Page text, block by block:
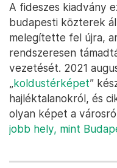
A fideszes kiadvány
budapesti közterek
melegítette fel újra,
rendszeresen
vezetését. 2021
„koldustérképet”
hajléktalanokról, és
olyan képet a
jobb hely, mint